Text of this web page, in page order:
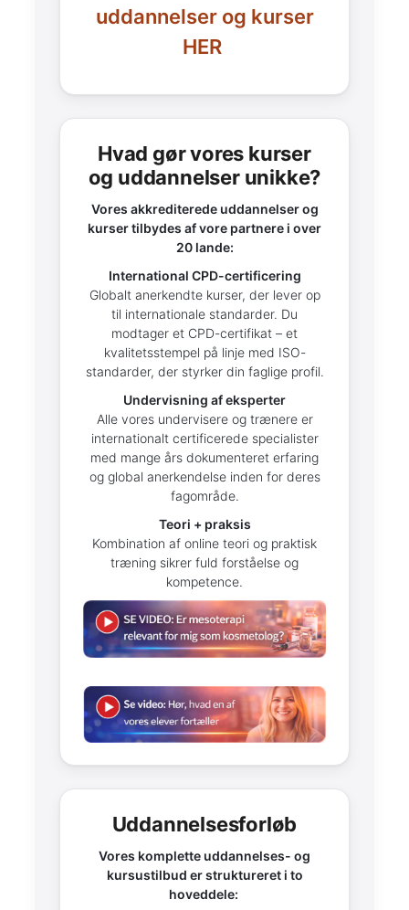
uddannelser og kurser
HER
Hvad gør vores kurser
og uddannelser unikke?
Vores akkrediterede uddannelser og
kurser tilbydes af vore partnere i over
20 lande:
International CPD-certificering
Globalt anerkendte kurser, der lever op
til internationale standarder. Du
modtager et CPD-certifikat – et
kvalitetsstempel på linje med ISO-
standarder, der styrker din faglige profil.
Undervisning af eksperter
Alle vores undervisere og trænere er
internationalt certificerede specialister
med mange års dokumenteret erfaring
og global anerkendelse inden for deres
fagområde.
Teori + praksis
Kombination af online teori og praktisk
træning sikrer fuld forståelse og
kompetence.
Uddannelsesforløb
Vores komplette uddannelses- og
kursustilbud er struktureret i to
hoveddele: